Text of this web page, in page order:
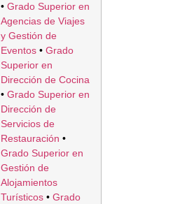
• Grado Superior en
Agencias de Viajes
y Gestión de
Eventos • Grado
Superior en
Dirección de Cocina
• Grado Superior en
Dirección de
Servicios de
Restauración •
Grado Superior en
Gestión de
Alojamientos
Turísticos • Grado